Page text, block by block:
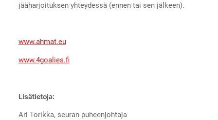
jääharjoituksen yhteydessä (ennen tai sen jälkeen).
www.ahmat.eu
www.4goalies.fi
Lisätietoja:
Ari Torikka, seuran puheenjohtaja